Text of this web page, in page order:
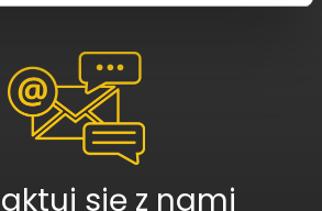
się z nami